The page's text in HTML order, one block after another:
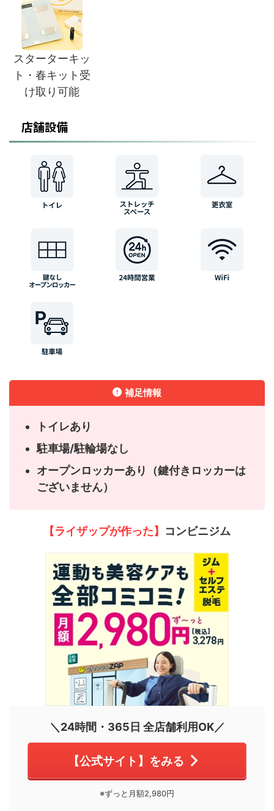
スターターキッ
ト・春キット受
け取り可能
店舗設備
補足情報
トイレあり
駐車場/駐輪場なし
オープンロッカーあり（鍵付きロッカーは
ございません）
【ライザップが作った】 コンビニジム
＼24時間・365日 全店舗利用OK／
【公式サイト】をみる
※ずっと月額2,980円